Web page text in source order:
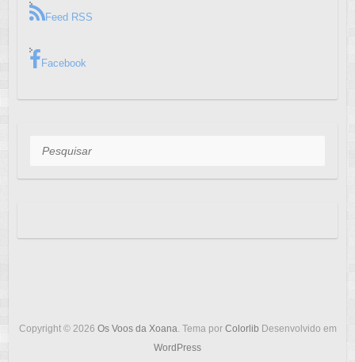
Feed RSS
Facebook
Pesquisar
Copyright © 2026 Os Voos da Xoana. Tema por Colorlib Desenvolvido em
WordPress